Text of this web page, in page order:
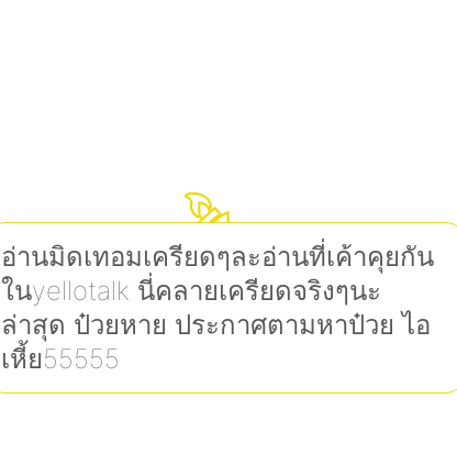
อ่านมิดเทอมเครียดๆละอ่านที่เค้าคุยกัน
ในyellotalk นี่คลายเครียดจริงๆนะ
ล่าสุด ป๋วยหาย ประกาศตามหาป๋วย ไอ
เหี้ย55555